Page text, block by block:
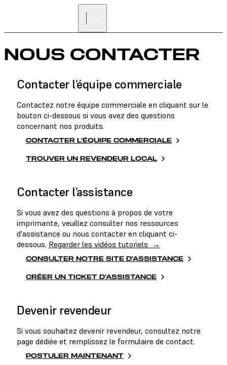
NOUS CONTACTER
Contacter l’équipe commerciale
Contactez notre équipe commerciale en cliquant sur le
bouton ci-dessous si vous avez des questions
concernant nos produits.
CONTACTER L’ÉQUIPE COMMERCIALE
TROUVER UN REVENDEUR LOCAL
Contacter l’assistance
Si vous avez des questions à propos de votre
imprimante, veuillez consulter nos ressources
d'assistance ou nous contacter en cliquant ci-
dessous. Regarder les vidéos tutoriels →
CONSULTER NOTRE SITE D’ASSISTANCE
CRÉER UN TICKET D’ASSISTANCE
Devenir revendeur
Si vous souhaitez devenir revendeur, consultez notre
page dédiée et remplissez le formulaire de contact.
POSTULER MAINTENANT